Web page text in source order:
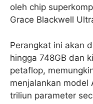
oleh chip
Grace Blackwell
Perangkat ini akan
hingga 748GB dan
petaflop,
menjalankan model
triliun parameter